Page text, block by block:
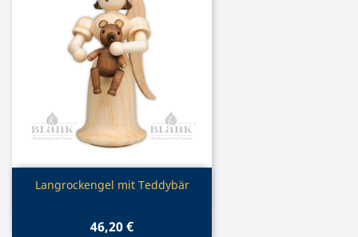
Vorschau
Langrockengel mit Teddybär
46,20 €